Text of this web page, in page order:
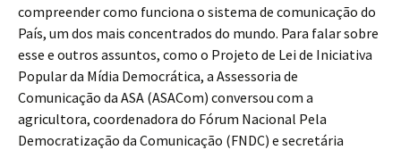
compreender como funciona o sistema de comunicação do
País, um dos mais concentrados do mundo. Para falar sobre
esse e outros assuntos, como o Projeto de Lei de Iniciativa
Popular da Mídia Democrática, a Assessoria de
Comunicação da ASA (ASACom) conversou com a
agricultora, coordenadora do Fórum Nacional Pela
Democratização da Comunicação (FNDC) e secretária